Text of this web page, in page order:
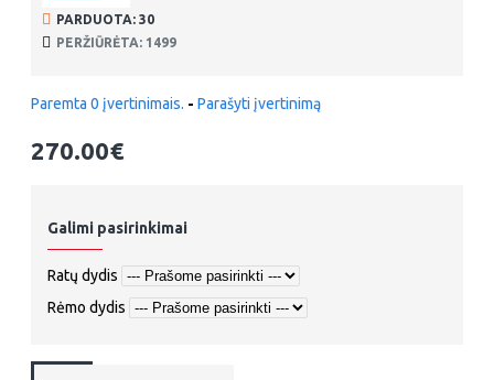
PARDUOTA: 30
PERŽIŪRĖTA: 1499
Paremta 0 įvertinimais. - Parašyti įvertinimą
270.00€
Galimi pasirinkimai
Ratų dydis
Rėmo dydis